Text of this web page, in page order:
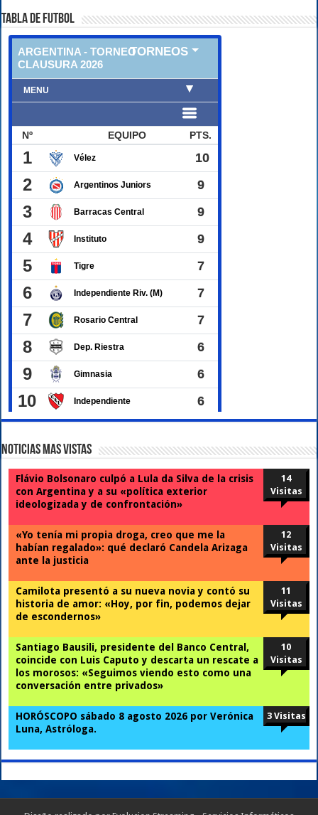
TABLA DE FUTBOL
Noticias Mas Vistas
Flávio Bolsonaro culpó a Lula da Silva de la crisis
con Argentina y a su «política exterior
ideologizada y de confrontación»
14
Visitas
«Yo tenía mi propia droga, creo que me la
habían regalado»: qué declaró Candela Arizaga
ante la justicia
12
Visitas
Camilota presentó a su nueva novia y contó su
historia de amor: «Hoy, por fin, podemos dejar
de escondernos»
11
Visitas
Santiago Bausili, presidente del Banco Central,
coincide con Luis Caputo y descarta un rescate a
los morosos: «Seguimos viendo esto como una
conversación entre privados»
10
Visitas
HORÓSCOPO sábado 8 agosto 2026 por Verónica
Luna, Astróloga.
3 Visitas